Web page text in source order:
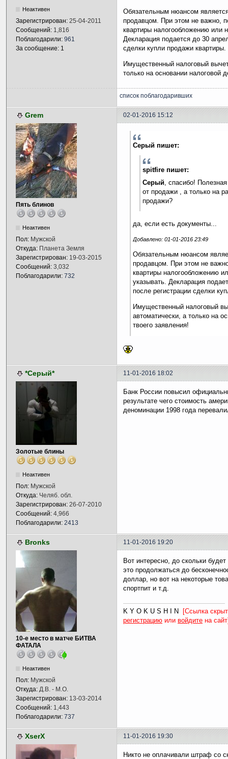
Неактивен
Зарегистрирован: 25-04-2011
Сообщений: 1,816
Поблагодарили: 961
За сообщение: 1
Обязательным нюансом
продавцом. При этом не важно,
квартиры налогообложению или
Декларация подается до 30
сделки купли продажи квартиры.
Имущественный налоговый
только на основании налоговой
список поблагодаривших
Grem 02-01-2016 15:12
Пять блинов
Неактивен
Пол: Мужской
Откуда: Планета Земля
Зарегистрирован: 19-03-2015
Сообщений: 3,032
Поблагодарили: 732
Серый пишет:
spitfire пишет:
Серый , спасибо!
от продажи , а только на
продажи?
да, если есть документы...
Добавлено: 01-01-2016 23:49
Обязательным нюансом
продавцом. При этом не
квартиры налогообложению
указывать. Декларация
после регистрации сделки
Имущественный налоговый
автоматически, а только на
твоего заявления!
*Серый* 11-01-2016 18:02
Золотые блины
Неактивен
Пол: Мужской
Откуда: Челяб. обл.
Зарегистрирован: 26-07-2010
Сообщений: 4,966
Поблагодарили: 2413
Банк России повысил
результате чего стоимость
деноминации 1998 года
Bronks 11-01-2016 19:20
10-е место в матче БИТВА
ФАТАЛА
Неактивен
Пол: Мужской
Откуда: Д.В. - М.О.
Зарегистрирован: 13-03-2014
Сообщений: 1,443
Поблагодарили: 737
Вот интересно, до скольки
это продолжаться до
доллар, но вот на некоторые
спортпит и т.д.
K Y O K U S H I N
[Ссылка
регистрацию или войдите на
XserX 11-01-2016 19:30
Никто не оплачивали штраф со